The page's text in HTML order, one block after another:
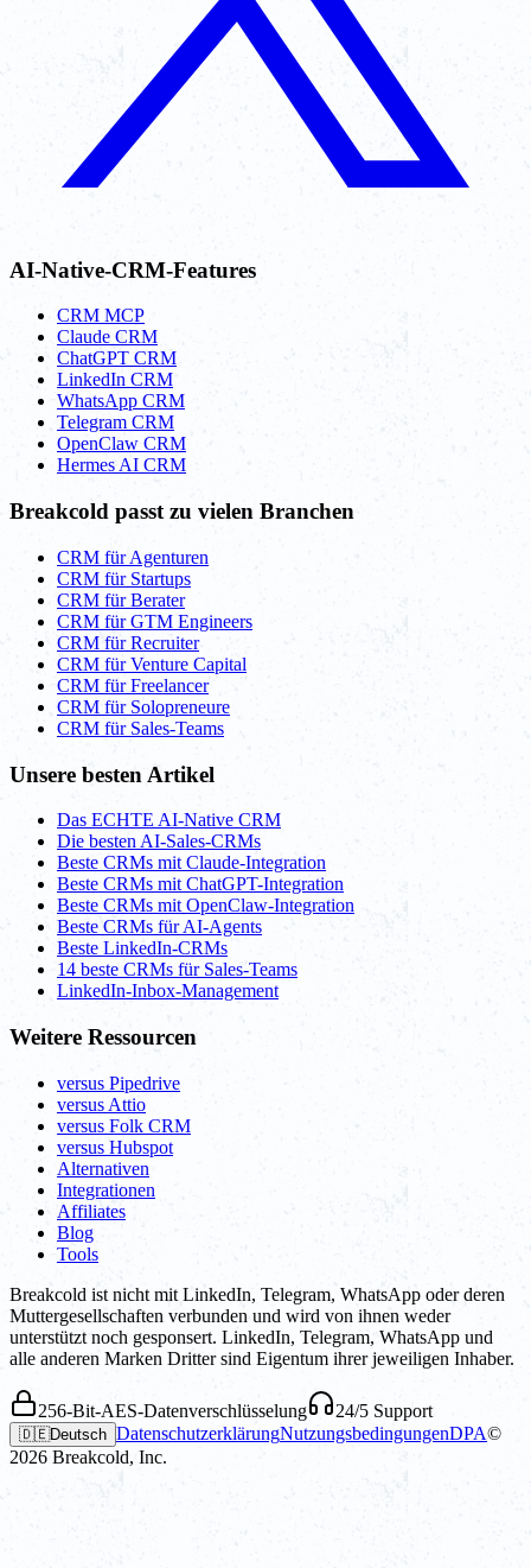
AI-Native-CRM-Features
CRM MCP
Claude CRM
ChatGPT CRM
LinkedIn CRM
WhatsApp CRM
Telegram CRM
OpenClaw CRM
Hermes AI CRM
Breakcold passt zu vielen Branchen
CRM für Agenturen
CRM für Startups
CRM für Berater
CRM für GTM Engineers
CRM für Recruiter
CRM für Venture Capital
CRM für Freelancer
CRM für Solopreneure
CRM für Sales-Teams
Unsere besten Artikel
Das ECHTE AI-Native CRM
Die besten AI-Sales-CRMs
Beste CRMs mit Claude-Integration
Beste CRMs mit ChatGPT-Integration
Beste CRMs mit OpenClaw-Integration
Beste CRMs für AI-Agents
Beste LinkedIn-CRMs
14 beste CRMs für Sales-Teams
LinkedIn-Inbox-Management
Weitere Ressourcen
versus Pipedrive
versus Attio
versus Folk CRM
versus Hubspot
Alternativen
Integrationen
Affiliates
Blog
Tools
Breakcold ist nicht mit LinkedIn, Telegram, WhatsApp oder deren
Muttergesellschaften verbunden und wird von ihnen weder
unterstützt noch gesponsert. LinkedIn, Telegram, WhatsApp und
alle anderen Marken Dritter sind Eigentum ihrer jeweiligen Inhaber.
256-Bit-AES-Datenverschlüsselung 24/5 Support
🇩🇪Deutsch DatenschutzerklärungNutzungsbedingungenDPA©
2026 Breakcold, Inc.